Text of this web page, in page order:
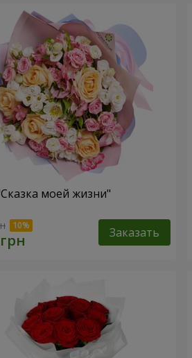
моей жизни"
Заказать